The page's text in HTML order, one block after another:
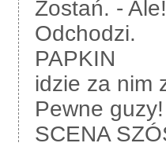
Zostań. -
Odchodzi.
PAPKIN
idzie za nim
Pewne guzy!
SCENA